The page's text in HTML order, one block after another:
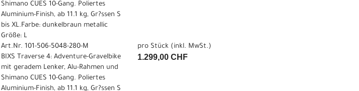
Shimano CUES 10-Gang. Poliertes
Aluminium-Finish, ab 11.1 kg, Gr?ssen S
bis XL.Farbe: dunkelbraun metallic
Größe: L
Art.Nr. 101-506-5048-280-M
BIXS Traverse 4: Adventure-Gravelbike
mit geradem Lenker, Alu-Rahmen und
Shimano CUES 10-Gang. Poliertes
Aluminium-Finish, ab 11.1 kg, Gr?ssen S
pro Stück (inkl. MwSt.)
1.299,00 CHF